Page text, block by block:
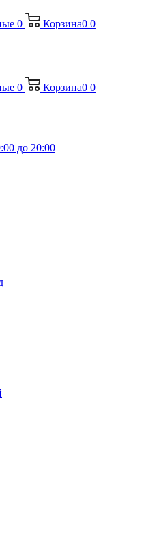
0 Корзина0 0
0 Корзина0 0
до 20:00